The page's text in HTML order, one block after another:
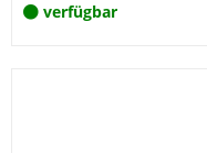
verfügbar